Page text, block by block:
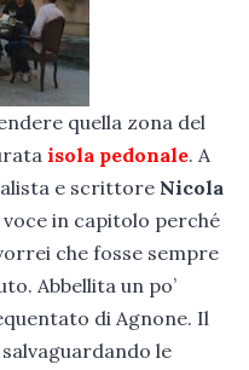
quella zona del
isola pedonale. A
e scrittore Nicola
voce in capitolo perché
che fosse sempre
Abbellita un po’
di Agnone. Il
le